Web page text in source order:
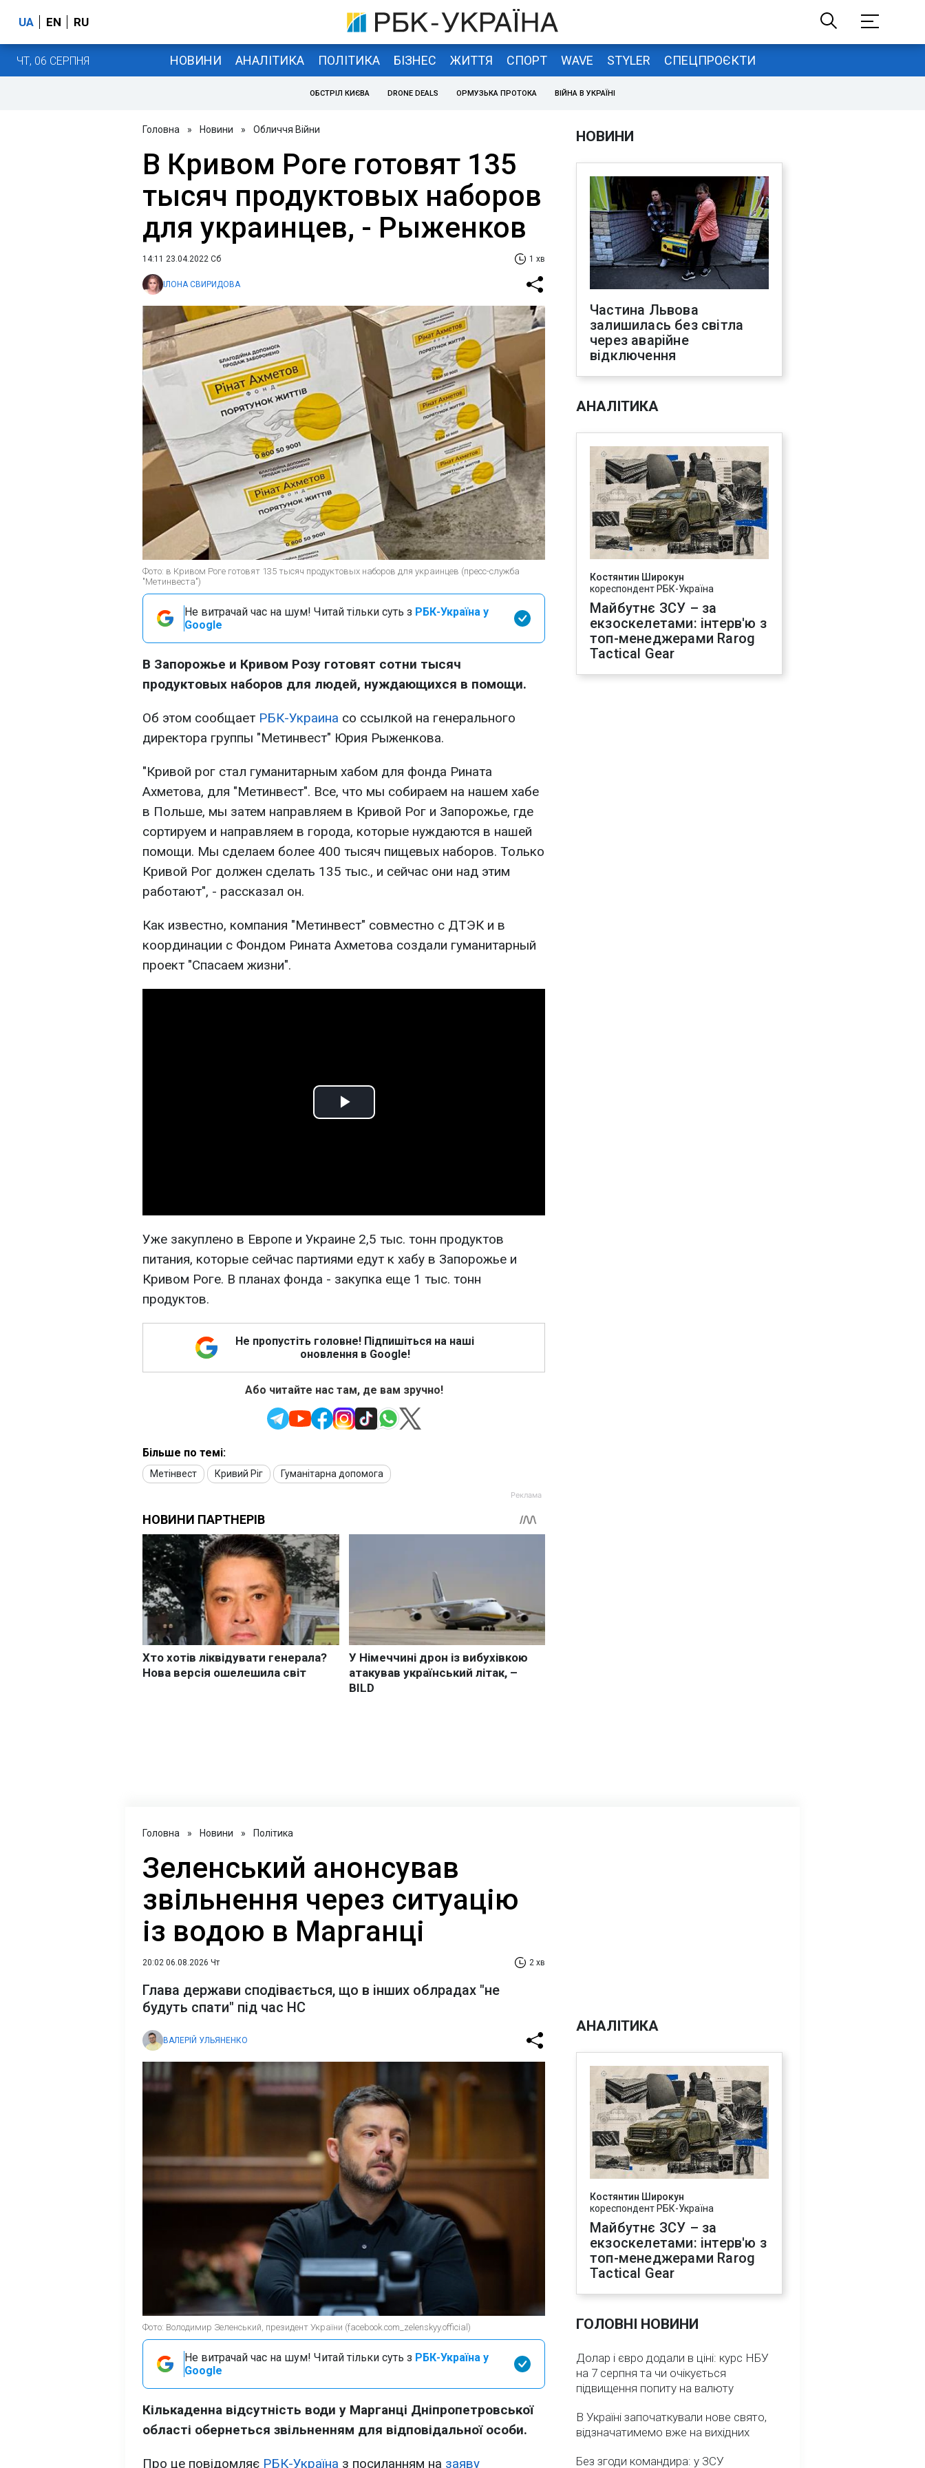
UA EN RU
ЧТ, 06 СЕРПНЯ НОВИНИ АНАЛІТИКА ПОЛІТИКА БІЗНЕС ЖИТТЯ СПОРТ WAVE STYLER СПЕЦПРОЄКТИ
ОБСТРІЛ КИЄВА DRONE DEALS ОРМУЗЬКА ПРОТОКА ВІЙНА В УКРАЇНІ
Головна » Новини » Обличчя Війни
В Кривом Роге готовят 135
тысяч продуктовых наборов
для украинцев, - Рыженков
14:11 23.04.2022 Сб 1 хв
ІЛОНА СВИРИДОВА
Фото: в Кривом Роге готовят 135 тысяч продуктовых наборов для украинцев (пресс-служба
"Метинвеста")
Не витрачай час на шум! Читай тільки суть з РБК-Україна у
Google
В Запорожье и Кривом Розу готовят сотни тысяч
продуктовых наборов для людей, нуждающихся в помощи.
Об этом сообщает РБК-Украина со ссылкой на генерального
директора группы "Метинвест" Юрия Рыженкова.
"Кривой рог стал гуманитарным хабом для фонда Рината
Ахметова, для "Метинвест". Все, что мы собираем на нашем хабе
в Польше, мы затем направляем в Кривой Рог и Запорожье, где
сортируем и направляем в города, которые нуждаются в нашей
помощи. Мы сделаем более 400 тысяч пищевых наборов. Только
Кривой Рог должен сделать 135 тыс., и сейчас они над этим
работают", - рассказал он.
Как известно, компания "Метинвест" совместно с ДТЭК и в
координации с Фондом Рината Ахметова создали гуманитарный
проект "Спасаем жизни".
Play
Уже закуплено в Европе и Украине 2,5 тыс. тонн продуктов
питания, которые сейчас партиями едут к хабу в Запорожье и
Кривом Роге. В планах фонда - закупка еще 1 тыс. тонн
продуктов.
Не пропустіть головне! Підпишіться на наші
оновлення в Google!
Або читайте нас там, де вам зручно!
Більше по темі:
Метінвест Кривий Ріг Гуманітарна допомога
НОВИНИ
Частина Львова
залишилась без світла
через аварійне
відключення
АНАЛІТИКА
Костянтин Широкун
кореспондент РБК-Україна
Майбутнє ЗСУ – за
екзоскелетами: інтерв'ю з
топ-менеджерами Rarog
Tactical Gear
Головна » Новини » Політика
Зеленський анонсував
звільнення через ситуацію
із водою в Марганці
20:02 06.08.2026 Чт 2 хв
Глава держави сподівається, що в інших облрадах "не
будуть спати" під час НС
ВАЛЕРІЙ УЛЬЯНЕНКО
Фото: Володимир Зеленський, президент України (facebook.com_zelenskyy.official)
Не витрачай час на шум! Читай тільки суть з РБК-Україна у
Google
Кількаденна відсутність води у Марганці Дніпропетровської
області обернеться звільненням для відповідальної особи.
Про це повідомляє РБК-Україна з посиланням на заяву
АНАЛІТИКА
Костянтин Широкун
кореспондент РБК-Україна
Майбутнє ЗСУ – за
екзоскелетами: інтерв'ю з
топ-менеджерами Rarog
Tactical Gear
ГОЛОВНІ НОВИНИ
Долар і євро додали в ціні: курс НБУ
на 7 серпня та чи очікується
підвищення попиту на валюту
В Україні започаткували нове свято,
відзначатимемо вже на вихідних
Без згоди командира: у ЗСУ